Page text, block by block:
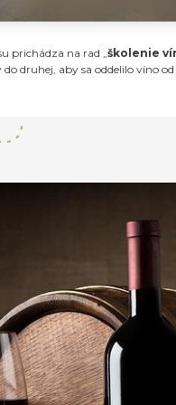
prichádza na rad „ školenie
druhej, aby sa oddelilo víno